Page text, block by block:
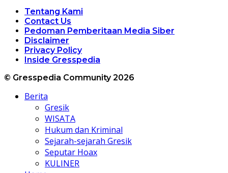
Tentang Kami
Contact Us
Pedoman Pemberitaan Media Siber
Disclaimer
Privacy Policy
Inside Gresspedia
© Gresspedia Community 2026
Berita
Gresik
WISATA
Hukum dan Kriminal
Sejarah-sejarah Gresik
Seputar Hoax
KULINER